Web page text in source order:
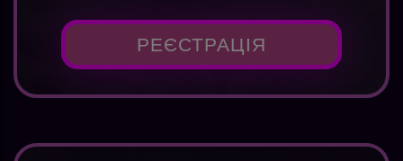
РЕЄСТРАЦІЯ